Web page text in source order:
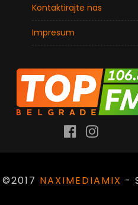
Kontaktirajte nas
Impresum
©2017 NAXIMEDIAMIX -